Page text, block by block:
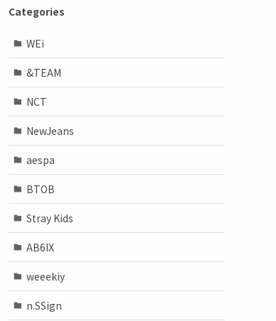
Categories
WEi
&TEAM
NCT
NewJeans
aespa
BTOB
Stray Kids
AB6IX
weeekiy
n.SSign